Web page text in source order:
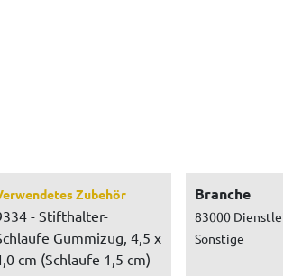
Zubehör
- Stifthalter-
Gummizug, 4,5 x
cm (Schlaufe 1,5 cm)
Branche
83000
Sonstige